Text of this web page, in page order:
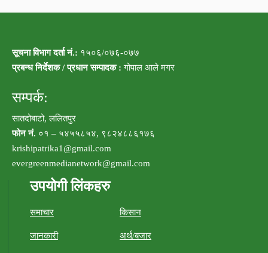
सूचना विभाग दर्ता नं.: १५०६/०७६-०७७
प्रबन्ध निर्देशक / प्रधान सम्पादक : गोपाल आले मगर
सम्पर्क:
सातदोबाटो, ललितपुर
फोन नं. ०१ – ५४५५८५४, ९८२४८८६१७६
krishipatrika1@gmail.com
evergreenmedianetwork@gmail.com
उपयोगी लिंकहरु
समाचार किसान
जानकारी अर्थ/बजार